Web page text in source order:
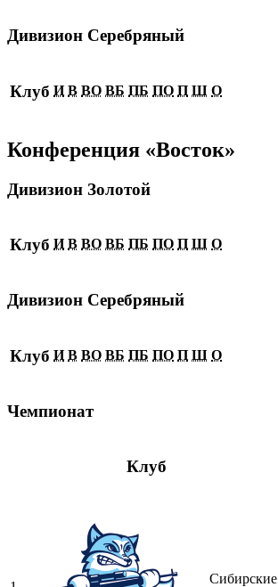
Дивизион Серебряный
Клуб И В ВО ВБ ПБ ПО П Ш О
Конференция «Восток»
Дивизион Золотой
Клуб И В ВО ВБ ПБ ПО П Ш О
Дивизион Серебряный
Клуб И В ВО ВБ ПБ ПО П Ш О
Чемпионат
Клуб
Сибирские